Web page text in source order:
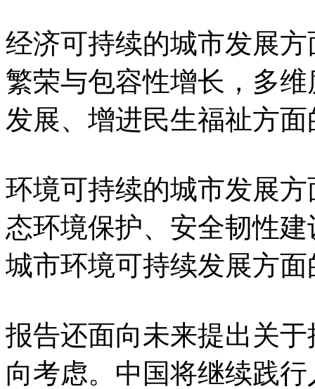
经济可持续的城市发展
繁荣与包容性增长，多
发展、增进民生福祉方
环境可持续的城市发展
态环境保护、安全韧性
城市环境可持续发展方
报告还面向未来提出关
向考虑。中国将继续践